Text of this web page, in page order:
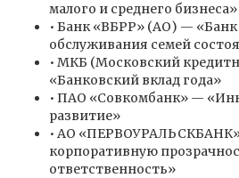
малого и среднего бизнеса»
• Банк «ВБРР» (АО) — «Банк
обслуживания семей
• МКБ (Московский
«Банковский вклад года»
• ПАО «Совкомбанк» —
развитие»
• АО
корпоративную
ответственность»